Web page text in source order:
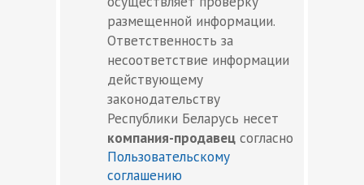
размещенной информации.
Ответственность за
несоответствие информации
действующему
законодательству
Республики Беларусь несет
компания-продавец согласно
Пользовательскому
соглашению